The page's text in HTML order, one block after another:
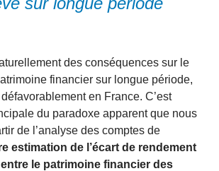
des conséquences sur le
financier sur longue période,
en France. C’est
du paradoxe apparent que nous
de l’analyse des comptes de
estimation de l’écart de rendement
le patrimoine financier des